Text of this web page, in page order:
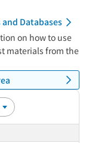
Databases
on how to use
materials from the